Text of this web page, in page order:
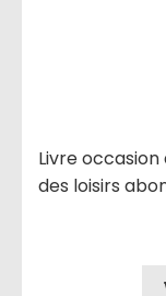
Livre
des loisirs